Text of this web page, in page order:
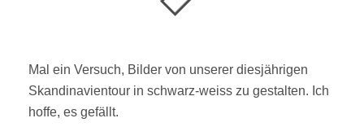
Mal ein Versuch, Bilder von unserer diesjährigen
Skandinavientour in schwarz-weiss zu gestalten. Ich
hoffe, es gefällt.